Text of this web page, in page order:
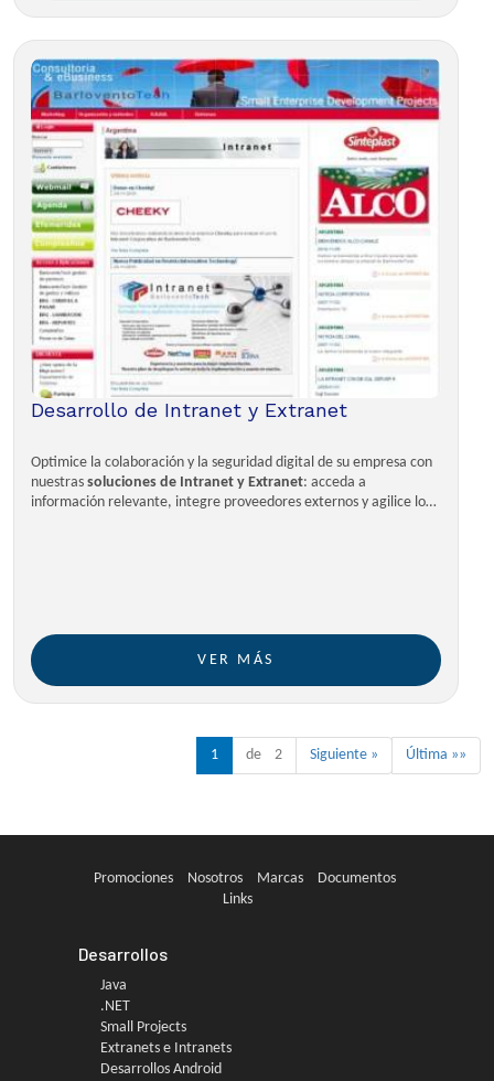
Desarrollo de Intranet y Extranet
Optimice la colaboración y la seguridad digital de su empresa con
nuestras soluciones de Intranet y Extranet: acceda a
información relevante, integre proveedores externos y agilice los
VER MÁS
1 de 2 Siguiente » Última »»
Promociones Nosotros Marcas
Documentos
Links
Desarrollos
Java
.NET
Small Projects
Extranets e Intranets
Desarrollos Android